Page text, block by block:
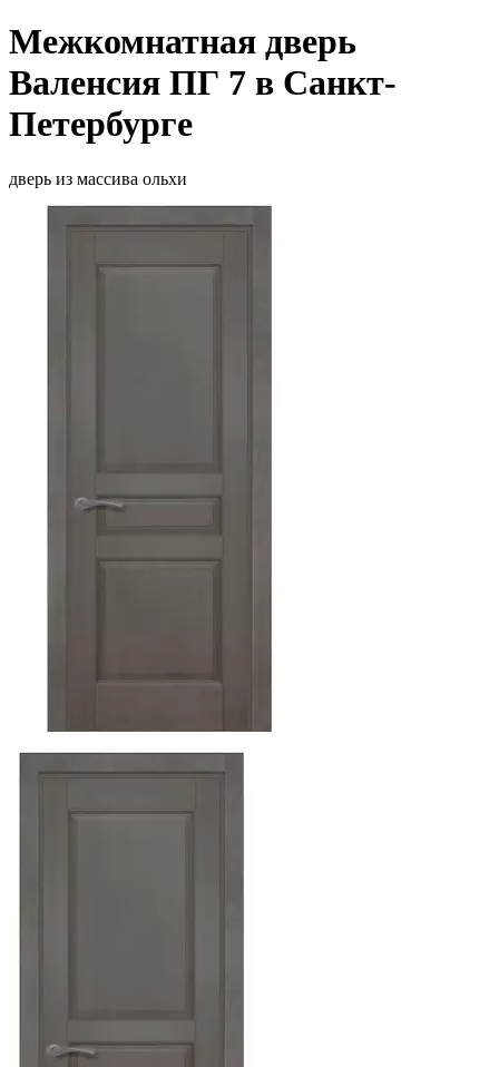
Межкомнатная дверь
Валенсия ПГ 7 в Санкт-
Петербурге
дверь из массива ольхи